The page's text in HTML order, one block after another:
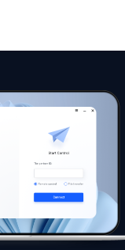
ぶ理由